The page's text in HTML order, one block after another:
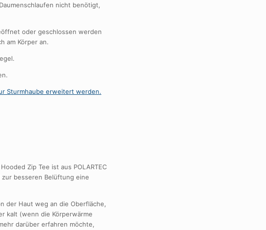
nicht benötigt,
oder geschlossen werden
am Körper an.
Zip Tee ist aus POLARTEC
besseren Belüftung eine
der Haut weg an die Oberfläche,
kalt (wenn die Körperwärme
darüber erfahren möchte,